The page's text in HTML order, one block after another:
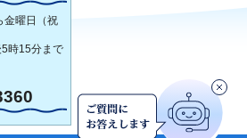
金曜日（祝
時15分まで